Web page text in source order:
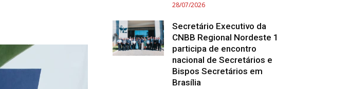
28/07/2026
Secretário Executivo da
CNBB Regional Nordeste 1
participa de encontro
nacional de Secretários e
Bispos Secretários em
Brasília